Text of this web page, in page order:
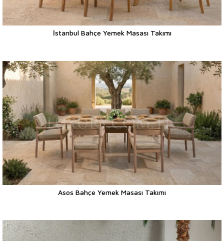
İstanbul Bahçe Yemek Masası Takımı
Asos Bahçe Yemek Masası Takımı